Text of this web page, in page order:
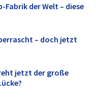
Fabrik der Welt – diese
– doch jetzt
jetzt der große